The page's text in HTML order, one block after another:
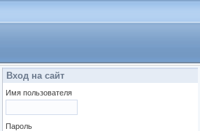
Вход на сайт
Имя пользователя
Пароль